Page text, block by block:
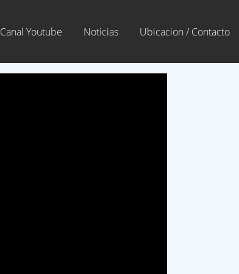
Canal Youtube Noticias Ubicacion / Contacto